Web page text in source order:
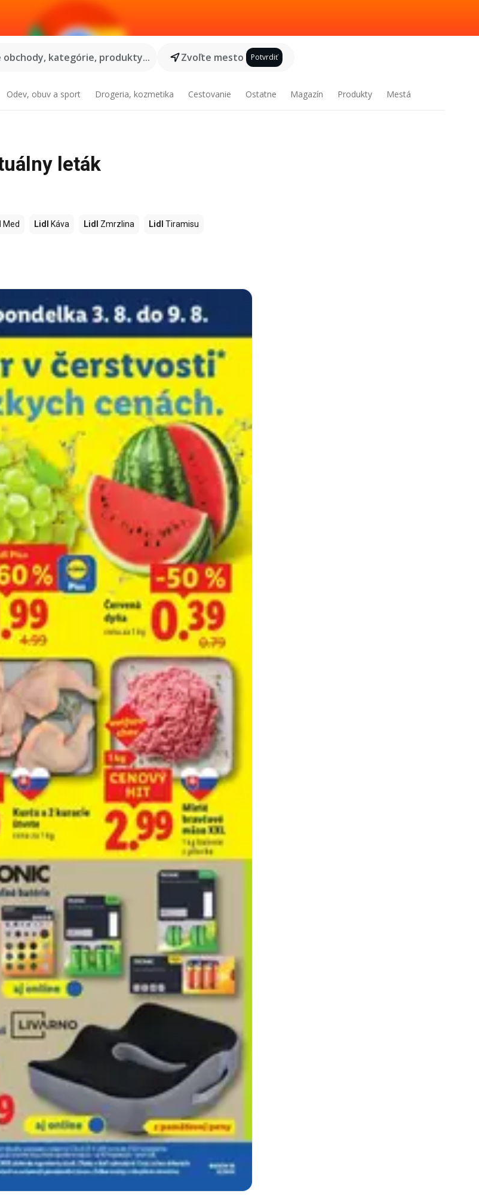
obchody, kategórie, produkty...
Zvoľte mesto Potvrdiť
Odev, obuv a sport Drogeria, kozmetika Cestovanie Ostatne Magazín Produkty Mestá
leták
Med Lidl Káva Lidl Zmrzlina Lidl Tiramisu